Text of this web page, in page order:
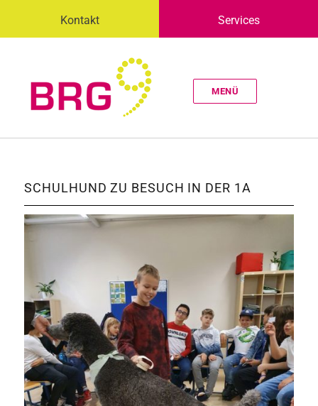
Kontakt Services
MENÜ
SCHULHUND ZU BESUCH IN DER 1A